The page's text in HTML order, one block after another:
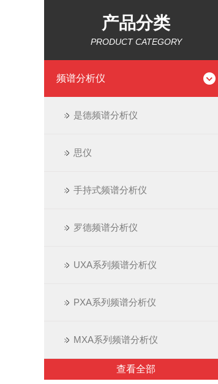
产品分类
PRODUCT CATEGORY
频谱分析仪
是德频谱分析仪
思仪
手持式频谱分析仪
罗德频谱分析仪
UXA系列频谱分析仪
PXA系列频谱分析仪
MXA系列频谱分析仪
查看全部